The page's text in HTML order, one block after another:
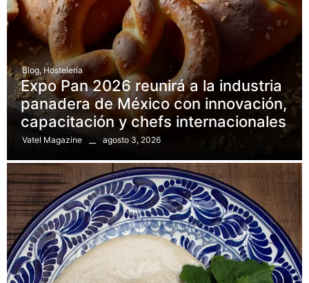
Blog, Hostelería
Expo Pan 2026 reunirá a la industria
panadera de México con innovación,
capacitación y chefs internacionales
Vatel Magazine agosto 3, 2026